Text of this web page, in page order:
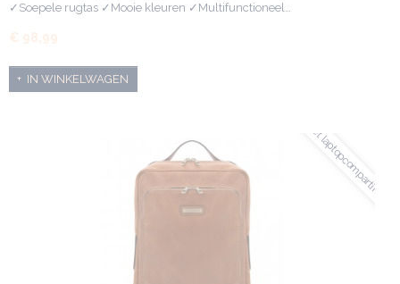
✓Soepele rugtas ✓Mooie kleuren ✓Multifunctioneel…
€ 98,99
IN WINKELWAGEN
✓met laptopcompartiment